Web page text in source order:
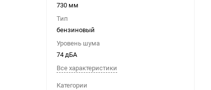
730 мм
Тип
бензиновый
Уровень шума
74 дБА
Все характеристики
Категории